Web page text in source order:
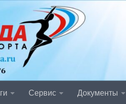
Сервис Документы